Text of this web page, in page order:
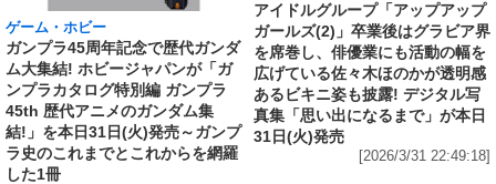
ゲーム・ホビー
ガンプラ45周年記念で歴代ガンダ
ム大集結! ホビージャパンが「ガ
ンプラカタログ特別編 ガンプラ
45th 歴代アニメのガンダム集
結!」を本日31日(火)発売～ガンプ
ラ史のこれまでとこれからを網羅
した1冊
アイドルグループ「アップアップ
ガールズ(2)」卒業後はグラビア界
を席巻し、俳優業にも活動の幅を
広げている佐々木ほのかが透明感
あるビキニ姿も披露! デジタル写
真集「思い出になるまで」が本日
31日(火)発売
[2026/3/31 22:49:18]